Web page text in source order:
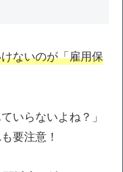
ないのが「雇用保
いらないよね？」
要注意！